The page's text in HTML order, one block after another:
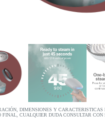
DIMENSIONES Y CARACTERISTICAS
FINAL, CUALQUIER DUDA CONSULTAR CON